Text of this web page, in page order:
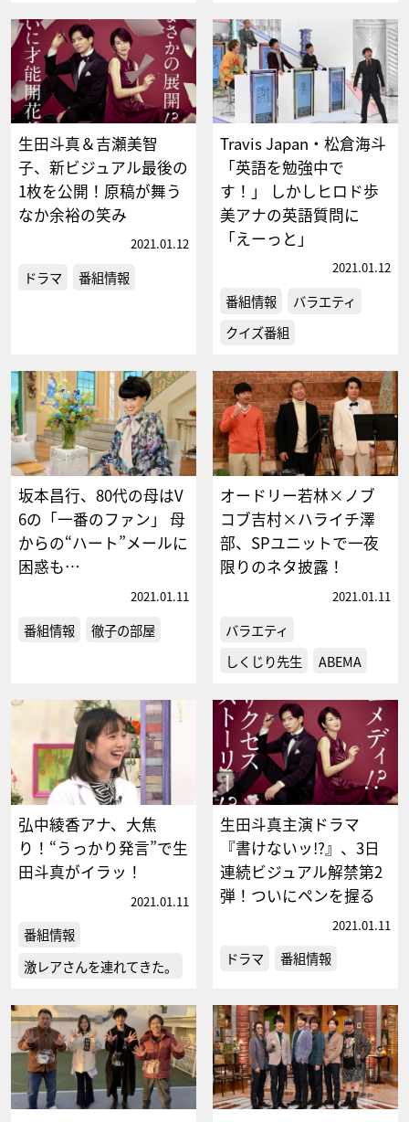
生田斗真＆吉瀬美智
子、新ビジュアル最後の
1枚を公開！原稿が舞う
なか余裕の笑み
2021.01.12
ドラマ 番組情報
Travis Japan・松倉海斗
「英語を勉強中で
す！」 しかしヒロド歩
美アナの英語質問に
「えーっと」
2021.01.12
番組情報
バラエティ
クイズ番組
坂本昌行、80代の母はV
6の「一番のファン」 母
からの“ハート”メールに
困惑も…
2021.01.11
番組情報 徹子の部屋
オードリー若林×ノブ
コブ吉村×ハライチ澤
部、SPユニットで一夜
限りのネタ披露！
2021.01.11
バラエティ
しくじり先生
ABEMA
弘中綾香アナ、大焦
り！“うっかり発言”で生
田斗真がイラッ！
2021.01.11
番組情報
激レアさんを連れてきた。
生田斗真主演ドラマ
『書けないッ!?』、3日
連続ビジュアル解禁第2
弾！ついにペンを握る
2021.01.11
ドラマ 番組情報